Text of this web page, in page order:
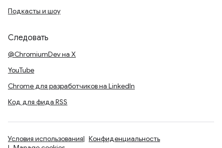
Подкасты и шоу
Следовать
@ChromiumDev на X
YouTube
Chrome для разработчиков на LinkedIn
Код для фида RSS
Условия использования
Конфиденциальность